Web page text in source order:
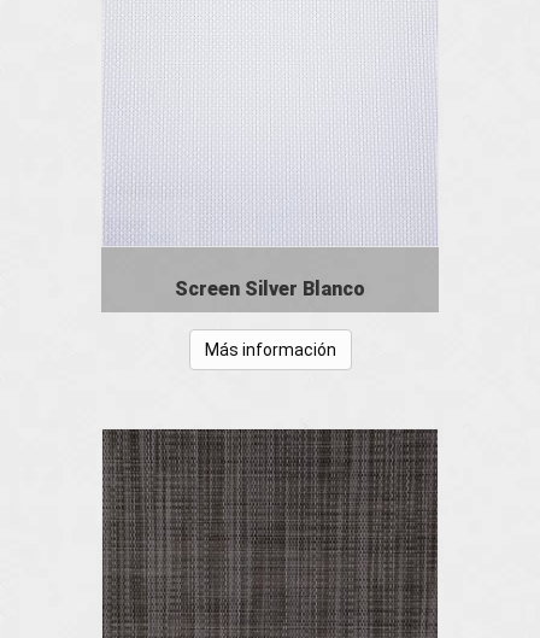
Screen Silver Blanco
Más información